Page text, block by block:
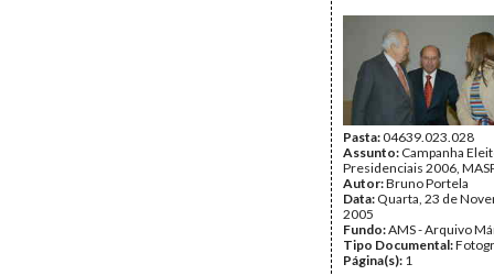
Pasta:04639.023.028
Assunto: Campanha
Presidenciais 2006,
Autor:Bruno Portela
Data: Quarta, 23 de
2005
Fundo:AMS - Arquivo
Tipo Documental:
Página(s): 1